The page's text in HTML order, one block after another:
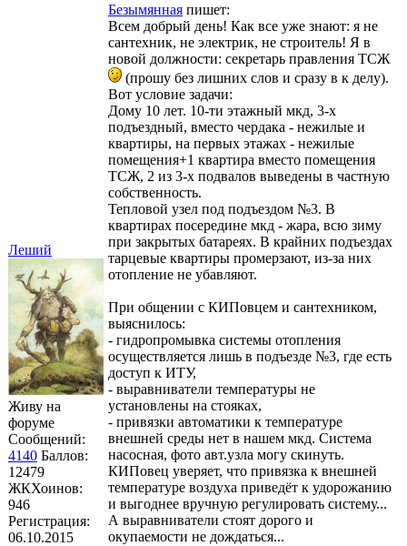
Леший
Живу на
форуме
Сообщений:
4140 Баллов:
12479
ЖКХоинов:
946
Регистрация:
06.10.2015
Безымянная пишет:
Всем добрый день! Как все уже знают: я не
сантехник, не электрик, не строитель! Я в
новой должности: секретарь правления ТСЖ
(прошу без лишних слов и сразу в к делу).
Вот условие задачи:
Дому 10 лет. 10-ти этажный мкд, 3-х
подъездный, вместо чердака - нежилые и
квартиры, на первых этажах - нежилые
помещения+1 квартира вместо помещения
ТСЖ, 2 из 3-х подвалов выведены в частную
собственность.
Тепловой узел под подъездом №3. В
квартирах посередине мкд - жара, всю зиму
при закрытых батареях. В крайних подъездах
тарцевые квартиры промерзают, из-за них
отопление не убавляют.
При общении с КИПовцем и сантехником,
выяснилось:
- гидропромывка системы отопления
осуществляется лишь в подъезде №3, где есть
доступ к ИТУ,
- выравниватели температуры не
установлены на стояках,
- привязки автоматики к температуре
внешней среды нет в нашем мкд. Система
насосная, фото авт.узла могу скинуть.
КИПовец уверяет, что привязка к внешней
температуре воздуха приведёт к удорожанию
и выгоднее вручную регулировать систему...
А выравниватели стоят дорого и
окупаемости не дождаться...